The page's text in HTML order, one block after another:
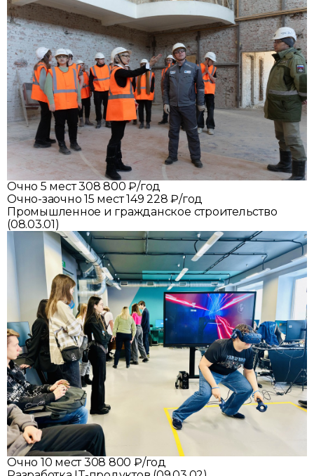
Очно 5 мест308 800 ₽/год
Очно-заочно 15 мест149 228 ₽/год
Промышленное и гражданское строительство
(08.03.01)
Очно 10 мест 308 800 ₽/год